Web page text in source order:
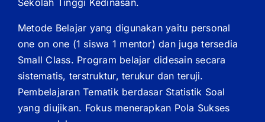
Sekolah Tinggi Kedinasan.
Metode Belajar yang digunakan yaitu personal
one on one (1 siswa 1 mentor) dan juga tersedia
Small Class. Program belajar didesain secara
sistematis, terstruktur, terukur dan teruji.
Pembelajaran Tematik berdasar Statistik Soal
yang diujikan. Fokus menerapkan Pola Sukses